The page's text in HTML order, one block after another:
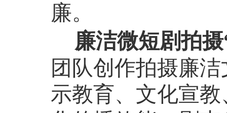
廉。
廉洁微短剧拍摄
团队创作拍摄廉
示教育、文化宣